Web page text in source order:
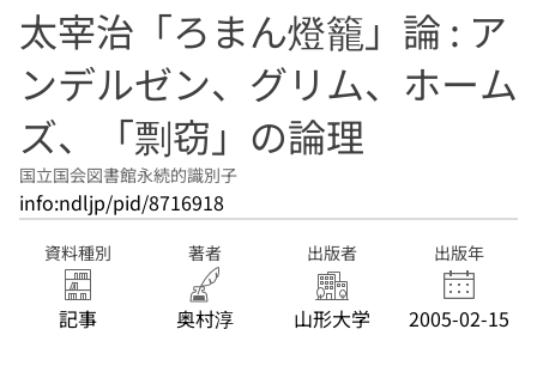
太宰治「ろまん燈籠」論 : ア
ンデルゼン、グリム、ホーム
ズ、「剽窃」の論理
国立国会図書館永続的識別子
info:ndljp/pid/8716918
資料種別
記事
著者
奥村淳
出版者
山形大学
出版年
2005-02-15